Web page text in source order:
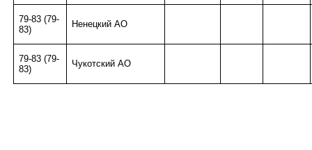
79-83 (79-
83)
Ненецкий АО
79-83 (79-
83)
Чукотский АО